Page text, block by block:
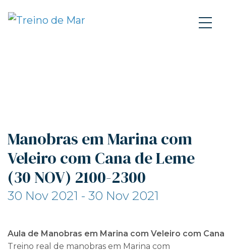
Manobras em Marina com
Veleiro com Cana de Leme
(30 NOV) 2100-2300
30 Nov 2021 - 30 Nov 2021
Aula de Manobras em Marina com Veleiro com Cana
Treino real de manobras em Marina com